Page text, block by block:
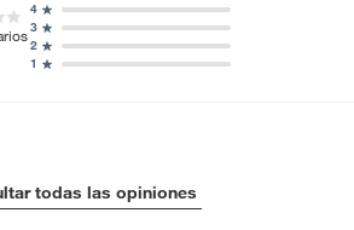
1
2
3
4
todas las opiniones